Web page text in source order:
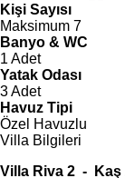
Kişi Sayısı
Maksimum 7
Banyo & WC
1 Adet
Yatak Odası
3 Adet
Havuz Tipi
Özel Havuzlu
Villa Bilgileri
Villa Riva 2 - Kaş